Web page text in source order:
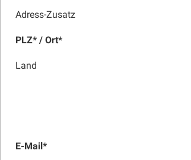
Adress-Zusatz
PLZ* / Ort*
Land
E-Mail *